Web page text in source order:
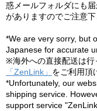
惑メールフォルダにも
がありますのでご注意下
*We are very sorry, but
Japanese for accurate
※海外への直接配送は行
「ZenLink」 をご利用頂
*Unfortunately, our
shipping service.
support service